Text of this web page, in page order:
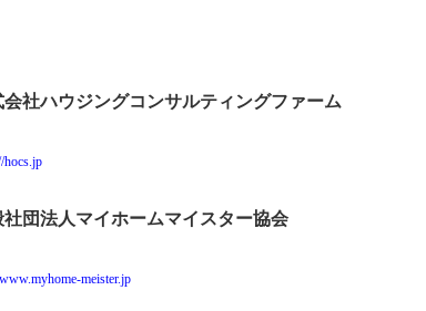
会社ハウジングコンサルティングファーム
hocs.jp
社団法人マイホームマイスター協会
meister.jp